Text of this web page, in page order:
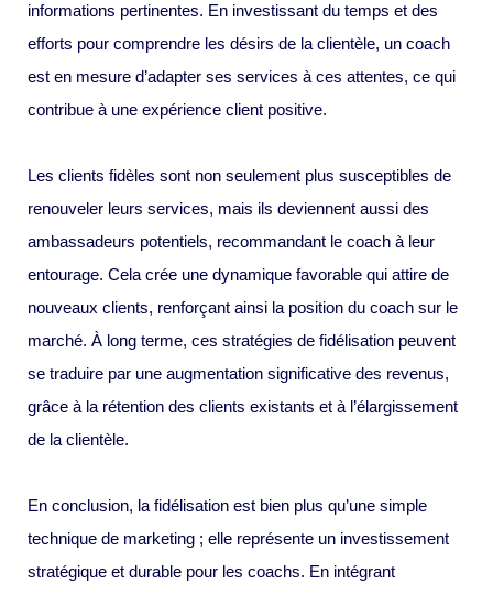
informations pertinentes. En investissant du temps et des
efforts pour comprendre les désirs de la clientèle, un coach
est en mesure d’adapter ses services à ces attentes, ce qui
contribue à une expérience client positive.
Les clients fidèles sont non seulement plus susceptibles de
renouveler leurs services, mais ils deviennent aussi des
ambassadeurs potentiels, recommandant le coach à leur
entourage. Cela crée une dynamique favorable qui attire de
nouveaux clients, renforçant ainsi la position du coach sur le
marché. À long terme, ces stratégies de fidélisation peuvent
se traduire par une augmentation significative des revenus,
grâce à la rétention des clients existants et à l’élargissement
de la clientèle.
En conclusion, la fidélisation est bien plus qu’une simple
technique de marketing ; elle représente un investissement
stratégique et durable pour les coachs. En intégrant